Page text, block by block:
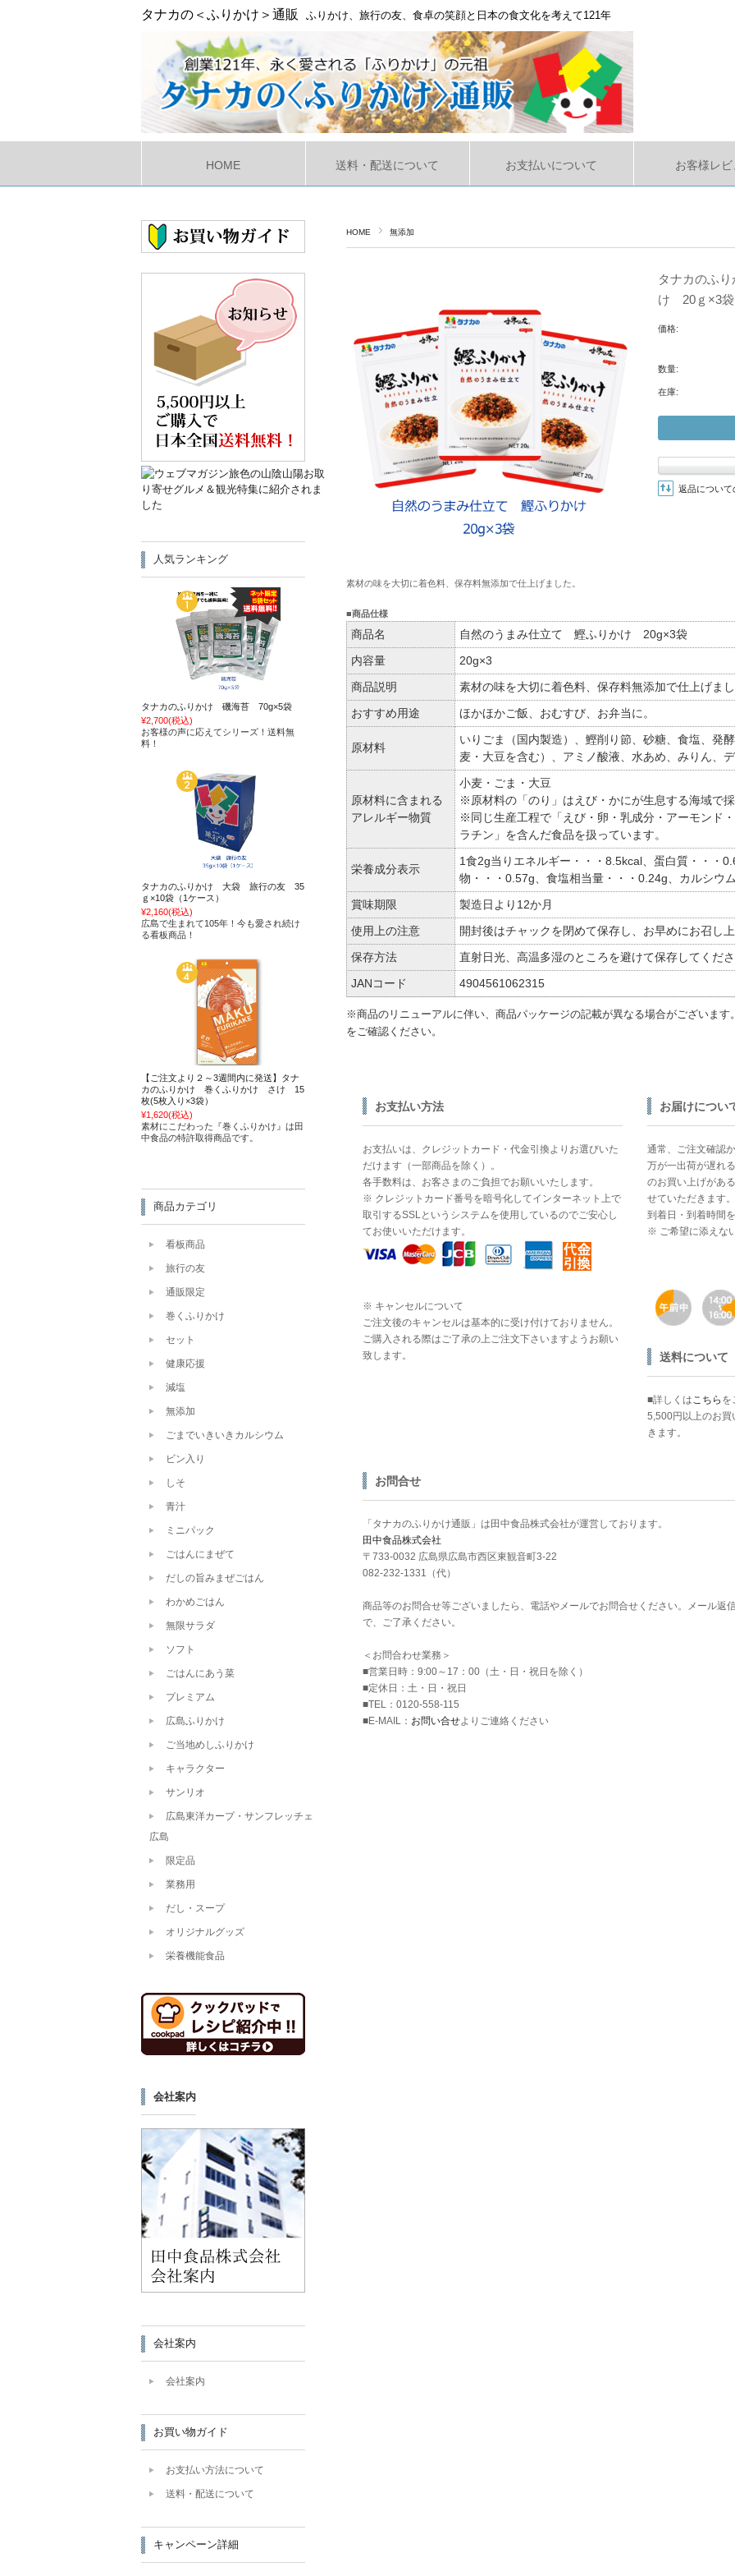
タナカの＜ふりかけ＞通販 ふりかけ、旅行の友、食卓の笑顔と日本の食文化を考えて121年
HOME 送料・配送について お支払いについて お客様レビ
HOME 無添加
タナカのふ
け 20ｇ×3袋
価格:
数量:
在庫:
返品について
素材の味を大切に着色料、保存料無添加で仕上げました。
■商品仕様
商品名
自然のうまみ仕立て 鰹ふりかけ 20g×3袋
内容量
20g×3
商品説明
素材の味を大切に着色料、保存料無添加で仕上げまし
おすすめ用途
ほかほかご飯、おむすび、お弁当に。
原材料
いりごま（国内製造）、鰹削り節、砂糖、食塩、発
麦・大豆を含む）、アミノ酸液、水あめ、みりん、
原材料に含まれる
アレルギー物質
小麦・ごま・大豆
※原材料の「のり」はえび・かにが生息する海域で採
※同じ生産工程で「えび・卵・乳成分・アーモンド
ラチン」を含んだ食品を扱っています。
栄養成分表示
1食2g当りエネルギー・・・8.5kcal、蛋白質・・・
物・・・0.57g、食塩相当量・・・0.24g、カルシウ
賞味期限
製造日より12か月
使用上の注意
開封後はチャックを閉めて保存し、お早めにお召し上
保存方法
直射日光、高温多湿のところを避けて保存してくださ
JANコード
4904561062315
※商品のリニューアルに伴い、商品パッケージの記載が異なる場合がございま
をご確認ください。
お支払い方法
お支払いは、クレジットカード・代金引換よりお選びいた
だけます（一部商品を除く）。
各手数料は、お客さまのご負担でお願いいたします。
※ クレジットカード番号を暗号化してインターネット上で
取引するSSLというシステムを使用しているのでご安心し
てお使いいただけます。
※ キャンセルについて
ご注文後のキャンセルは基本的に受け付けておりません。
ご購入される際はご了承の上ご注文下さいますようお願い
致します。
お届けについ
通常、ご注文確認
万が一出荷が遅れ
のお買い上げがあ
せていただきます。
到着日・到着時間
※ ご希望に添えな
送料について
■詳しくはこちら を
5,500円以上のお買
きます。
お問合せ
「タナカのふりかけ通販」は田中食品株式会社が運営しております。
田中食品株式会社
〒733-0032 広島県広島市西区東観音町3-22
082-232-1331（代）
商品等のお問合せ等ございましたら、電話やメールでお問合せください。メール返
で、ご了承ください。
＜お問合わせ業務＞
■営業日時：9:00～17：00（土・日・祝日を除く）
■定休日：土・日・祝日
■TEL：0120-558-115
■E-MAIL： お問い合せよりご連絡ください
人気ランキング
タナカのふりかけ 磯海苔 70g×5袋
¥2,700(税込)
お客様の声に応えてシリーズ！送料無
料！
タナカのふりかけ 大袋 旅行の友 35
ｇ×10袋（1ケース）
¥2,160(税込)
広島で生まれて105年！今も愛され続け
る看板商品！
【ご注文より２～3週間内に発送】タナ
カのふりかけ 巻くふりかけ さけ 15
枚(5枚入り×3袋）
¥1,620(税込)
素材にこだわった『巻くふりかけ』は田
中食品の特許取得商品です。
商品カテゴリ
看板商品
旅行の友
通販限定
巻くふりかけ
セット
健康応援
減塩
無添加
ごまでいきいきカルシウム
ビン入り
しそ
青汁
ミニパック
ごはんにまぜて
だしの旨みまぜごはん
わかめごはん
無限サラダ
ソフト
ごはんにあう菜
プレミアム
広島ふりかけ
ご当地めしふりかけ
キャラクター
サンリオ
広島東洋カープ・サンフレッチェ
広島
限定品
業務用
だし・スープ
オリジナルグッズ
栄養機能食品
会社案内
会社案内
会社案内
お買い物ガイド
お支払い方法について
送料・配送について
キャンペーン詳細